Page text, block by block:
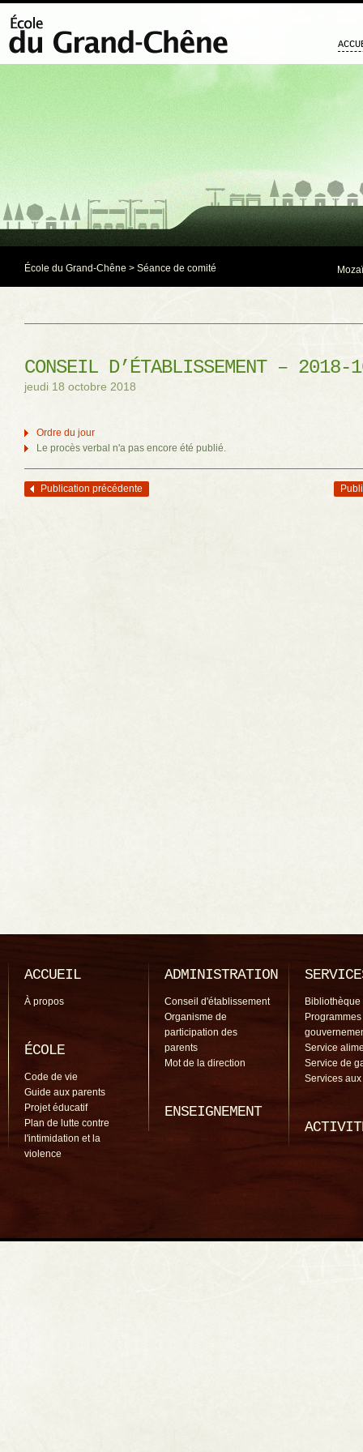
École du Grand-Chêne > Séance de comité
CONSEIL D’ÉTABLISSEMENT – 2018-
jeudi 18 octobre 2018
Ordre du jour
Le procès verbal n'a pas encore été publié.
Navigation des articles
Publication précédente
ACCUEIL
À propos
ÉCOLE
Code de vie
Guide aux parents
Projet éducatif
Plan de lutte contre
l'intimidation et la
violence
ADMINISTRATION
Conseil d'établissement
Organisme de
participation des
parents
Mot de la direction
ENSEIGNEMENT
Bibliothèque
Programmes
Service
Service de
Services